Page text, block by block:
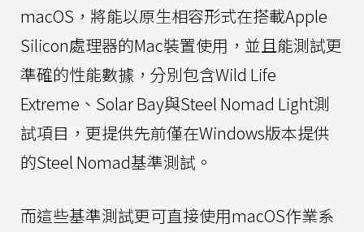
macOS，將能以原生相容形式在搭載Apple
Silicon處理器的Mac裝置使用，並且能測試更
準確的性能數據，分別包含Wild Life
Extreme、Solar Bay與Steel Nomad Light測
試項目，更提供先前僅在Windows版本提供
的Steel Nomad基準測試。
而這些基準測試更可直接使用macOS作業系